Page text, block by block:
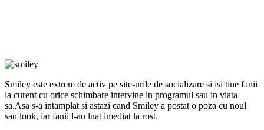
Smiley este extrem de activ pe site-urile de socializare si isi tine fanii
la curent cu orice schimbare intervine in programul sau in viata
sa.Asa s-a intamplat si astazi cand Smiley a postat o poza cu noul
sau look, iar fanii l-au luat imediat la rost.